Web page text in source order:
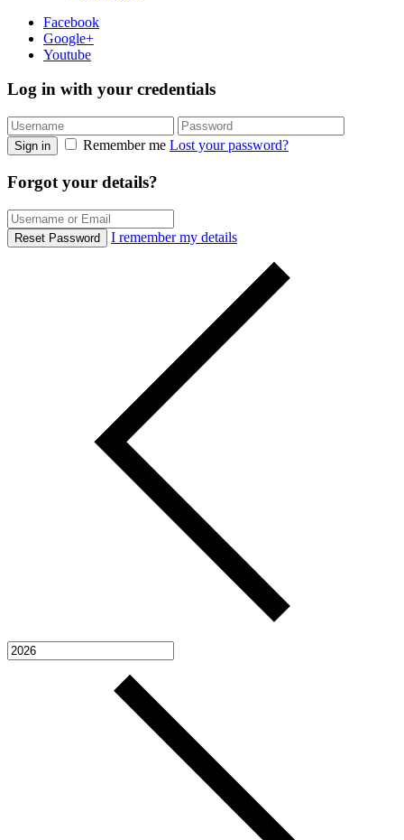
Facebook
Google+
Youtube
Log in with your credentials
Sign in Remember me Lost your password?
Forgot your details?
Reset Password I remember my details